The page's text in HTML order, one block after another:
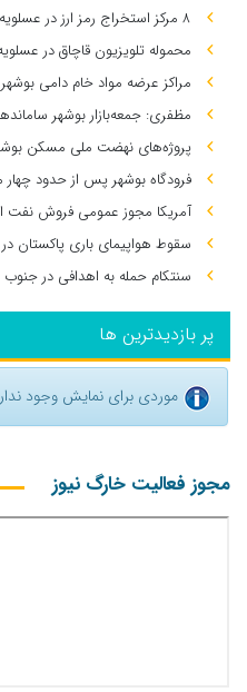
۸ مرکز استخراج رمز ارز در عسلویه متلاشی شد
محموله تلویزیون قاچاق در
مراکز عرضه مواد خام دامی
مظفری: جمعه‌بازار بوشهر
پروژه‌های نهضت ملی مسکن
فرودگاه بوشهر پس از حدود
آمریکا مجوز عمومی فروش نفت
سقوط هواپیمای باری پاکستان
سنتکام حمله به اهدافی در جنوب
پر بازدیدترین ها
موردی برای نمایش وجود
مجوز فعالیت خارگ نیوز